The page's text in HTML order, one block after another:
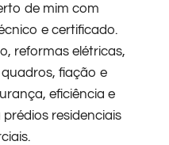
de mim com
e certificado.
reformas elétricas,
fiação e
eficiência e
residenciais